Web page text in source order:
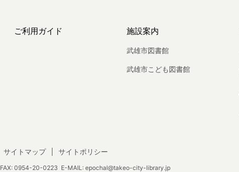
ご利用ガイド 施設案内
武雄市図書館
武雄市こども図書館
FAX: 0954-20-0223 E-MAIL: epochal@takeo-city-library.jp
サイトマップ サイトポリシー